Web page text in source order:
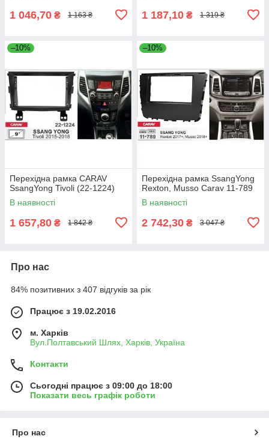
1 046,70 ₴ 1 163 ₴ 1 187,10 ₴ 1 319 ₴
–10%
Перехідна рамка CARAV
SsangYong Tivoli (22-1224)
В наявності
1 657,80 ₴ 1 842 ₴
–10%
Перехідна рамка SsangYong
Rexton, Musso Carav 11-789
В наявності
2 742,30 ₴ 3 047 ₴
Про нас
84% позитивних з 407 відгуків за рік
Працює з 19.02.2016
м. Харків
Вул.Полтавський Шлях, Харків, Україна
Контакти
Сьогодні працює з 09:00 до 18:00
Показати весь графік роботи
Про нас